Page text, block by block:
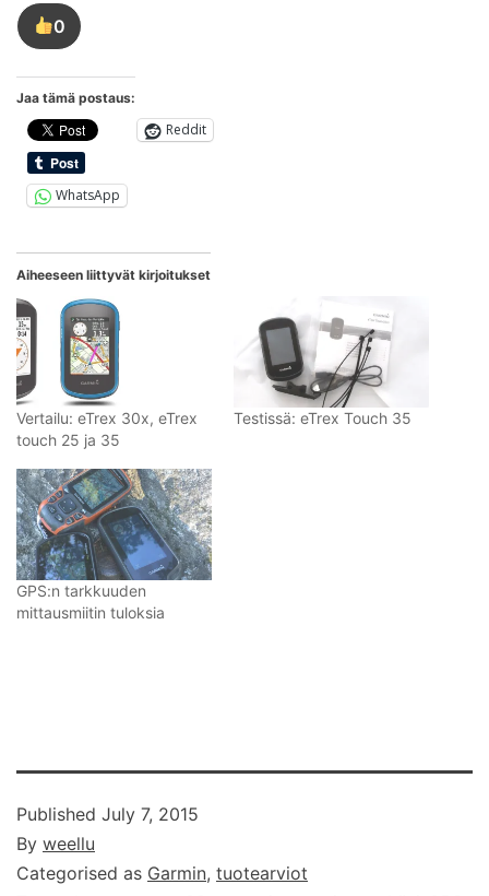
0
Tykkää
tästä
Jaa tämä postaus:
Reddit
WhatsApp
Aiheeseen liittyvät kirjoitukset
Vertailu: eTrex 30x, eTrex
touch 25 ja 35
Testissä: eTrex Touch 35
GPS:n tarkkuuden
mittausmiitin tuloksia
Published July 7, 2015
By weellu
Categorised as Garmin, tuotearviot